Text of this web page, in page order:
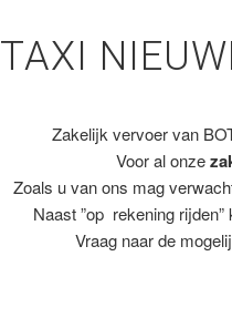
TAXI
Zakelijk vervoer van
Voor al onze
Zoals u van ons mag
Naast ”op rekening
Vraag naar de